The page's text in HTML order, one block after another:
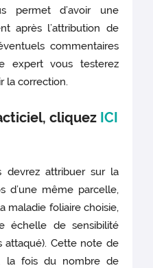
permet d’avoir une
après l’attribution de
commentaires
expert vous testerez
la correction.
cliquez ICI
devrez attribuer sur la
d’une même parcelle,
maladie foliaire choisie,
échelle de sensibilité
attaqué). Cette note de
la fois du nombre de